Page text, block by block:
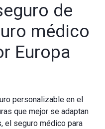
de
médico
Europa
personalizable en el
que mejor se adaptan
el seguro médico para